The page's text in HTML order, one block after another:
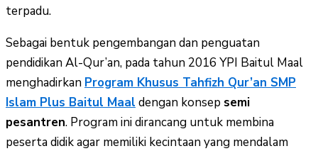
terpadu.
Sebagai bentuk pengembangan dan penguatan
pendidikan Al-Qur’an, pada tahun 2016 YPI Baitul Maal
menghadirkan Program Khusus Tahfizh Qur’an SMP
Islam Plus Baitul Maal dengan konsep semi
pesantren. Program ini dirancang untuk membina
peserta didik agar memiliki kecintaan yang mendalam